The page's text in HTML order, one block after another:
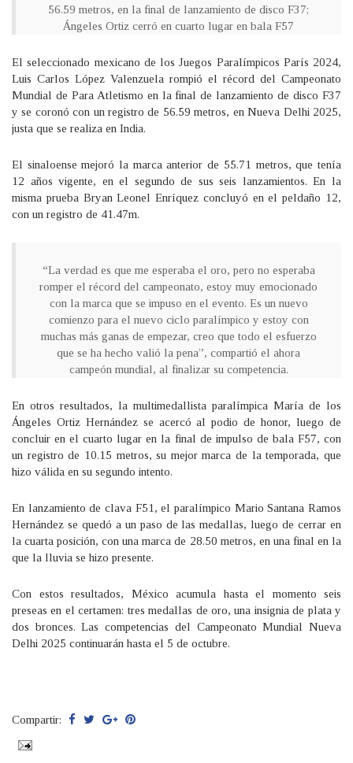
56.59 metros, en la final de lanzamiento de disco F37;
Ángeles Ortiz cerró en cuarto lugar en bala F57
El seleccionado mexicano de los Juegos Paralímpicos París 2024,
Luis Carlos López Valenzuela rompió el récord del Campeonato
Mundial de Para Atletismo en la final de lanzamiento de disco F37
y se coronó con un registro de 56.59 metros, en Nueva Delhi 2025,
justa que se realiza en India.
El sinaloense mejoró la marca anterior de 55.71 metros, que tenía
12 años vigente, en el segundo de sus seis lanzamientos. En la
misma prueba Bryan Leonel Enríquez concluyó en el peldaño 12,
con un registro de 41.47m.
“La verdad es que me esperaba el oro, pero no esperaba
romper el récord del campeonato, estoy muy emocionado
con la marca que se impuso en el evento. Es un nuevo
comienzo para el nuevo ciclo paralímpico y estoy con
muchas más ganas de empezar, creo que todo el esfuerzo
que se ha hecho valió la pena”, compartió el ahora
campeón mundial, al finalizar su competencia.
En otros resultados, la multimedallista paralímpica María de los
Ángeles Ortiz Hernández se acercó al podio de honor, luego de
concluir en el cuarto lugar en la final de impulso de bala F57, con
un registro de 10.15 metros, su mejor marca de la temporada, que
hizo válida en su segundo intento.
En lanzamiento de clava F51, el paralímpico Mario Santana Ramos
Hernández se quedó a un paso de las medallas, luego de cerrar en
la cuarta posición, con una marca de 28.50 metros, en una final en la
que la lluvia se hizo presente.
Con estos resultados, México acumula hasta el momento seis
preseas en el certamen: tres medallas de oro, una insignia de plata y
dos bronces. Las competencias del Campeonato Mundial Nueva
Delhi 2025 continuarán hasta el 5 de octubre.
Compartir: